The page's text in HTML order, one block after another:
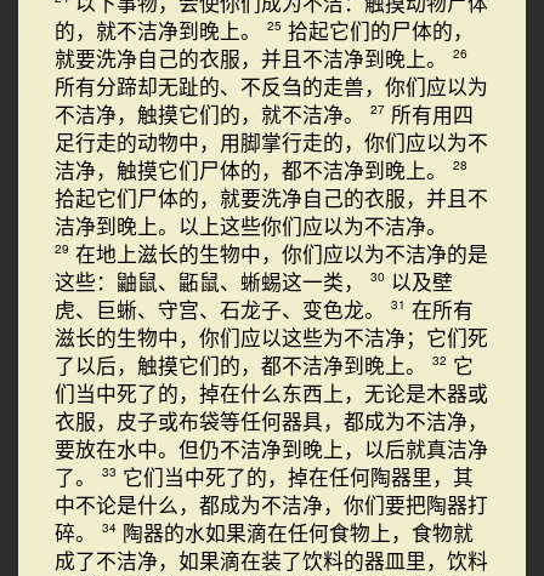
的，就不洁净到晚上。
25 拾起它们的尸体的，
就要洗净自己的衣服，并且不洁净到晚上。
26
所有分蹄却无趾的、不反刍的走兽，你们应以为
不洁净，触摸它们的，就不洁净。
27 所有用四
足行走的动物中，用脚掌行走的，你们应以为不
洁净，触摸它们尸体的，都不洁净到晚上。
28
拾起它们尸体的，就要洗净自己的衣服，并且不
洁净到晚上。以上这些你们应以为不洁净。
29 在地上滋长的生物中，你们应以为不洁净的是
这些：鼬鼠、鼫鼠、蜥蜴这一类，
30 以及壁
虎、巨蜥、守宫、石龙子、变色龙。
31 在所有
滋长的生物中，你们应以这些为不洁净；它们死
了以后，触摸它们的，都不洁净到晚上。
32 它
们当中死了的，掉在什么东西上，无论是木器或
衣服，皮子或布袋等任何器具，都成为不洁净，
要放在水中。但仍不洁净到晚上，以后就真洁净
了。
33 它们当中死了的，掉在任何陶器里，其
中不论是什么，都成为不洁净，你们要把陶器打
碎。
34 陶器的水如果滴在任何食物上，食物就
成了不洁净，如果滴在装了饮料的器皿里，饮料